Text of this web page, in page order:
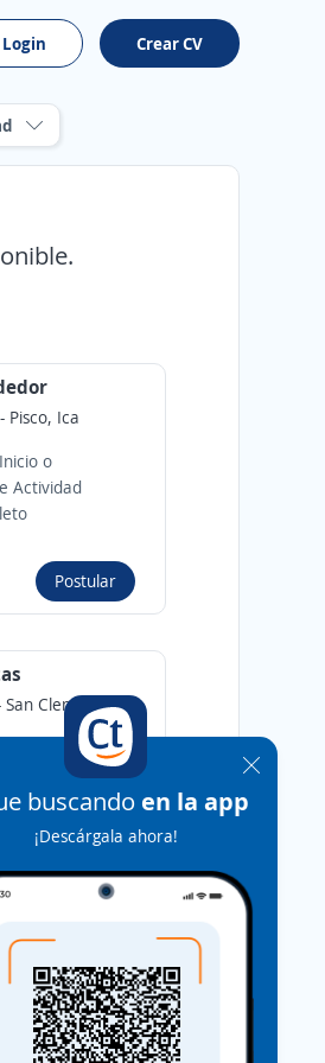
Login Crear CV
buscando en la app
¡Descárgala ahora!
- Pisco, Ica
o
Actividad
Postular
San Clemente,
de
–